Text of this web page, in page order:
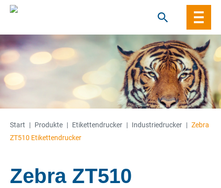
to
content
Start | Produkte | Etiketten­­drucker | Industriedrucker | Zebra
ZT510 Etikettendrucker
Zebra ZT510